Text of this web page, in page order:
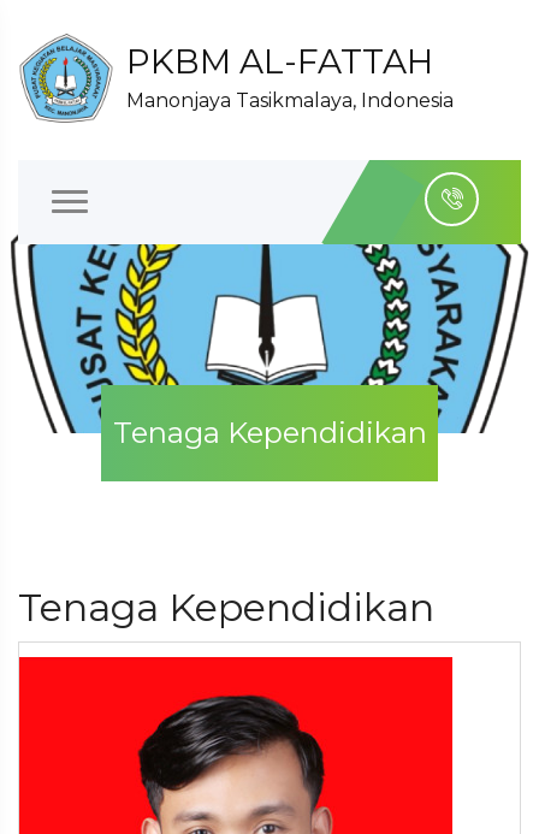
PKBM AL-FATTAH
Manonjaya Tasikmalaya, Indonesia
Tenaga Kependidikan
Tenaga Kependidikan